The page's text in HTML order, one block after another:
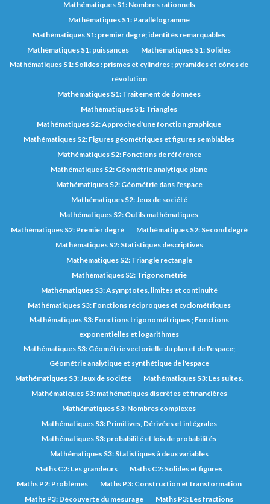
Mathématiques S1: Nombres rationnels
Mathématiques S1: Parallélogramme
Mathématiques S1: premier degré; identités remarquables
Mathématiques S1: puissances
Mathématiques S1: Solides
Mathématiques S1: Solides : prismes et cylindres ; pyramides et cônes de
révolution
Mathématiques S1: Traitement de données
Mathématiques S1: Triangles
Mathématiques S2: Approche d'une fonction graphique
Mathématiques S2: Figures géométriques et figures semblables
Mathématiques S2: Fonctions de référence
Mathématiques S2: Géométrie analytique plane
Mathématiques S2: Géométrie dans l'espace
Mathématiques S2: Jeux de société
Mathématiques S2: Outils mathématiques
Mathématiques S2: Premier degré
Mathématiques S2: Second degré
Mathématiques S2: Statistiques descriptives
Mathématiques S2: Triangle rectangle
Mathématiques S2: Trigonométrie
Mathématiques S3: Asymptotes, limites et continuité
Mathématiques S3: Fonctions réciproques et cyclométriques
Mathématiques S3: Fonctions trigonométriques ; Fonctions
exponentielles et logarithmes
Mathématiques S3: Géométrie vectorielle du plan et de l'espace;
Géométrie analytique et synthétique de l'espace
Mathématiques S3: Jeux de société
Mathématiques S3: Les suites.
Mathématiques S3: mathématiques discrètes et financières
Mathématiques S3: Nombres complexes
Mathématiques S3: Primitives, Dérivées et intégrales
Mathématiques S3: probabilité et lois de probabilités
Mathématiques S3: Statistiques à deux variables
Maths C2: Les grandeurs
Maths C2: Solides et figures
Maths P2: Problèmes
Maths P3: Construction et transformation
Maths P3: Découverte du mesurage
Maths P3: Les fractions